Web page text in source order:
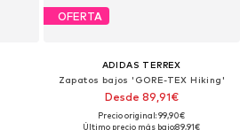
OFERTA
ADIDAS TERREX
Zapatos bajos 'GORE-TEX Hiking'
Desde 89,91€
Precio original: 99,90€
Último precio más bajo:89,91€